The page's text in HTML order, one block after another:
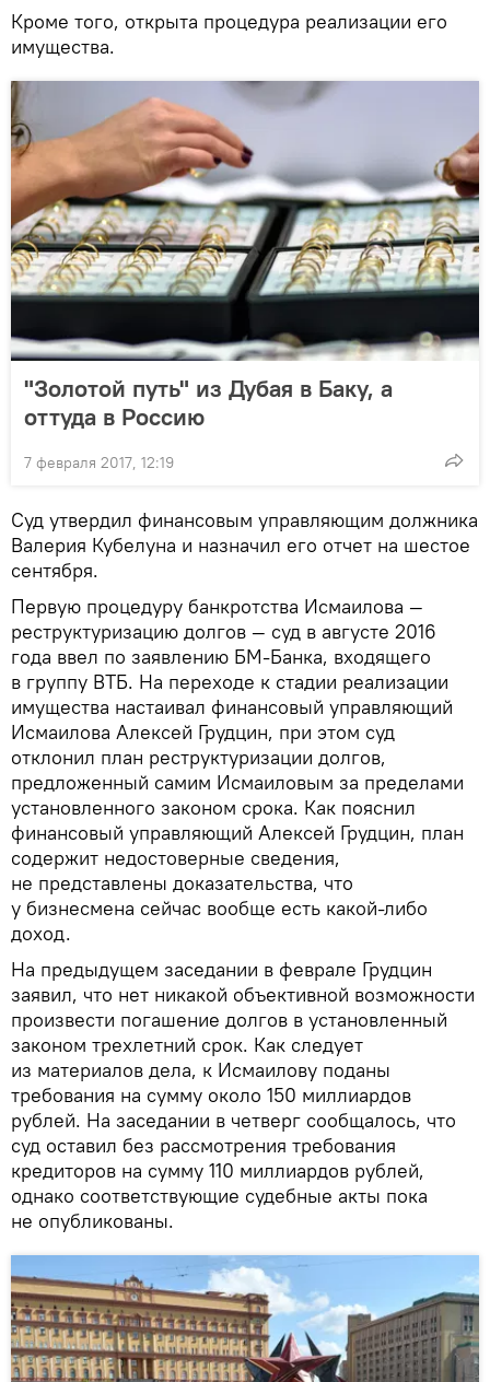
Кроме того, открыта процедура реализации его
имущества.
"Золотой путь" из Дубая в Баку, а
оттуда в Россию
7 февраля 2017, 12:19
Суд утвердил финансовым управляющим должника
Валерия Кубелуна и назначил его отчет на шестое
сентября.
Первую процедуру банкротства Исмаилова —
реструктуризацию долгов — суд в августе 2016
года ввел по заявлению БМ-Банка, входящего
в группу ВТБ. На переходе к стадии реализации
имущества настаивал финансовый управляющий
Исмаилова Алексей Грудцин, при этом суд
отклонил план реструктуризации долгов,
предложенный самим Исмаиловым за пределами
установленного законом срока. Как пояснил
финансовый управляющий Алексей Грудцин, план
содержит недостоверные сведения,
не представлены доказательства, что
у бизнесмена сейчас вообще есть какой-либо
доход.
На предыдущем заседании в феврале Грудцин
заявил, что нет никакой объективной возможности
произвести погашение долгов в установленный
законом трехлетний срок. Как следует
из материалов дела, к Исмаилову поданы
требования на сумму около 150 миллиардов
рублей. На заседании в четверг сообщалось, что
суд оставил без рассмотрения требования
кредиторов на сумму 110 миллиардов рублей,
однако соответствующие судебные акты пока
не опубликованы.